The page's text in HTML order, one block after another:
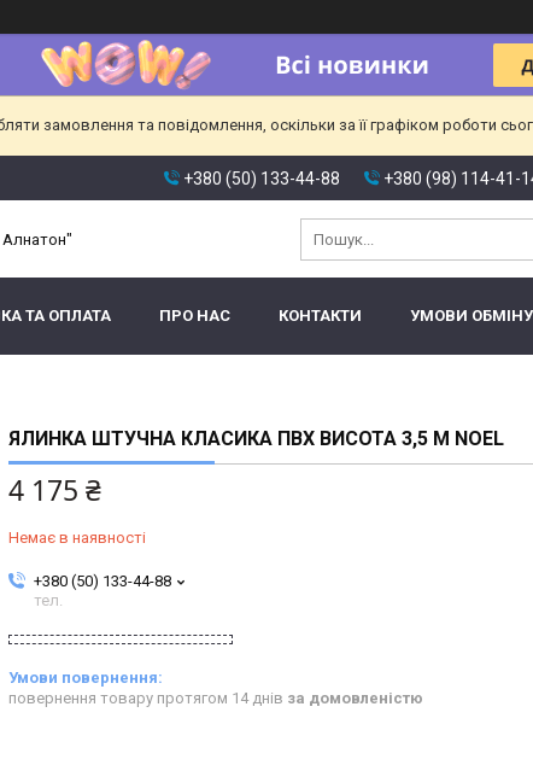
замовлення та повідомлення, оскільки за її графіком роботи
+380 (50) 133-44-88 +380 (98) 114-41-
ТА ОПЛАТА ПРО НАС КОНТАКТИ УМОВИ
ЯЛИНКА ШТУЧНА КЛАСИКА ПВХ ВИСОТА 3,5 М NOEL
4 175 ₴
Немає в наявності
+380 (50) 133-44-88
тел.
повернення товару протягом 14 днів за домовленістю